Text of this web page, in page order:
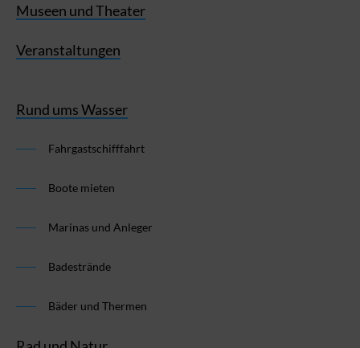
Museen und Theater
Veranstaltungen
Rund ums Wasser
Fahrgastschifffahrt
Boote mieten
Marinas und Anleger
Badestrände
Bäder und Thermen